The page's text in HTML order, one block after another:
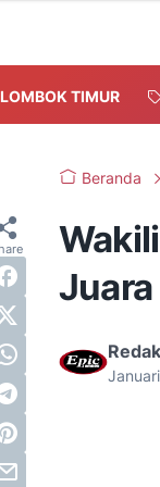
LOMBOK TIMUR
Beranda